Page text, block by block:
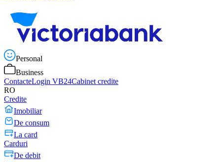
Personal
Business
ContacteLogin VB24Cabinet credite
RO
Credite
Imobiliar
De consum
La card
Carduri
De debit